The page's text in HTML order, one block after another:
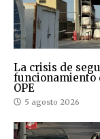
La crisis de
funcionamiento
OPE
5 agosto 2026